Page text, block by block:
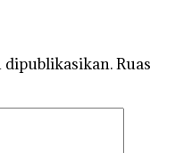
dipublikasikan.Ruas